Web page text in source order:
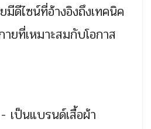
ดีไซน์ที่อ้างอิงถึงเทคนิค
ายที่เหมาะสมกับโอกาส
ป็นแบรนด์เสื้อผ้า